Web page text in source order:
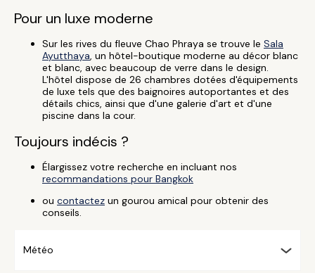
Pour un luxe moderne
Sur les rives du fleuve Chao Phraya se trouve le Sala
Ayutthaya, un hôtel-boutique moderne au décor blanc
et blanc, avec beaucoup de verre dans le design.
L'hôtel dispose de 26 chambres dotées d'équipements
de luxe tels que des baignoires autoportantes et des
détails chics, ainsi que d'une galerie d'art et d'une
piscine dans la cour.
Toujours indécis ?
Élargissez votre recherche en incluant nos
recommandations pour Bangkok
ou contactez un gourou amical pour obtenir des
conseils.
Météo